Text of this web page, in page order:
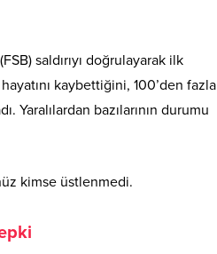
saldırıyı doğrulayarak ilk
kaybettiğini, 100’den fazla
Yaralılardan bazılarının durumu
kimse üstlenmedi.